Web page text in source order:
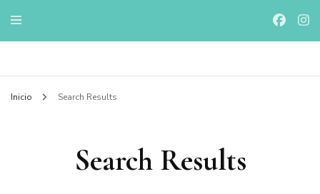
Valkiria Market
diseño mexicano
Inicio Search Results
Search Results